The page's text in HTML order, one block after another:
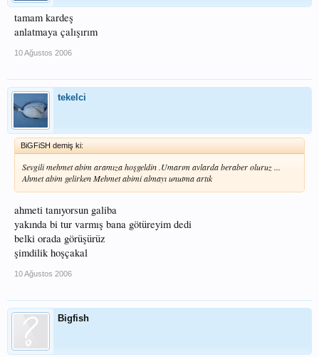
tamam kardeş
anlatmaya çalışırım
10 Ağustos 2006
tekelci
BiGFiSH demiş ki:
Sevgili mehmet abim aramıza hoşgeldin .Umarım avlarda beraber oluruz ...
Ahmet abim gelirken Mehmet abimi almayı unutma artık
ahmeti tanıyorsun galiba
yakında bi tur varmış bana götüreyim dedi
belki orada görüşürüz
şimdilik hoşçakal
10 Ağustos 2006
Bigfish